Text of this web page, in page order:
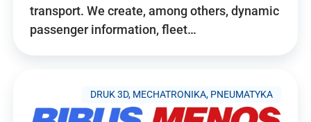
transport. We create, among others, dynamic
passenger information, fleet…
DRUK 3D, MECHATRONIKA, PNEUMATYKA